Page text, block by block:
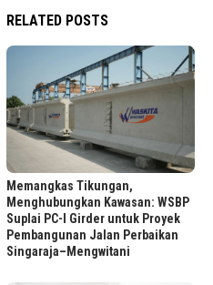
RELATED POSTS
Memangkas Tikungan,
Menghubungkan Kawasan: WSBP
Suplai PC-I Girder untuk Proyek
Pembangunan Jalan Perbaikan
Singaraja–Mengwitani